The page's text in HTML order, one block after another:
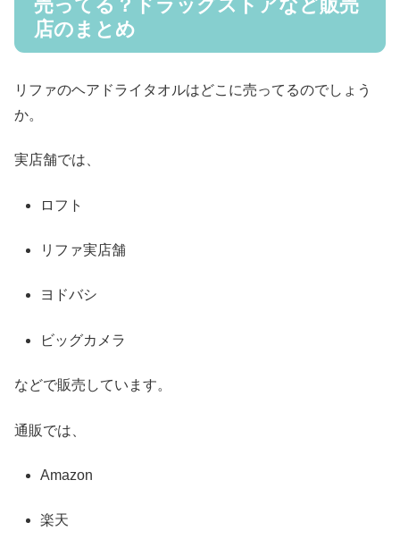
売ってる？ドラッグストアなど販売
店のまとめ
リファのヘアドライタオルはどこに売ってるのでしょう
か。
実店舗では、
ロフト
リファ実店舗
ヨドバシ
ビッグカメラ
などで販売しています。
通販では、
Amazon
楽天